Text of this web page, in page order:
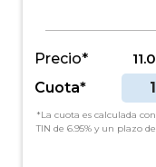
Precio*
Cuota*
*La cuota es calculada
TIN de 6.95% y un plazo